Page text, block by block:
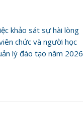
khảo sát sự hài lòng
chức và người học
lý đào tạo năm 2026